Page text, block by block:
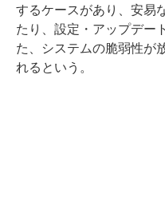
するケースがあり、安易
たり、設定・アップデー
た、システムの脆弱性が
れるという。